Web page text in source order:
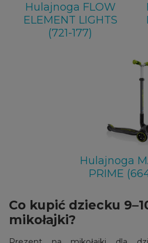
Hulajnoga FLOW
ELEMENT LIGHTS
(721-177)
Hulajnoga
PRIME
Co kupić dziecku
mikołajki?